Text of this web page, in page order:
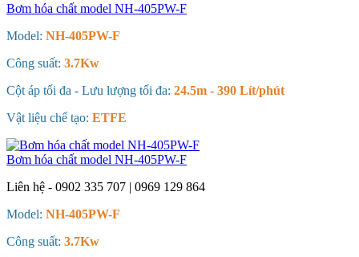
Bơm hóa chất model NH-405PW-F
Model: NH-405PW-F
Công suất: 3.7Kw
Cột áp tối đa - Lưu lượng tối đa: 24.5m - 390 Lít/phút
Vật liệu chế tạo: ETFE
Bơm hóa chất model NH-405PW-F
Liên hệ - 0902 335 707 | 0969 129 864
Model: NH-405PW-F
Công suất: 3.7Kw